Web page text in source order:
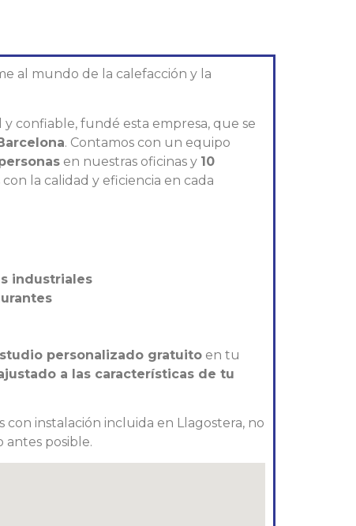
al mundo de la calefacción y la
confiable, fundé esta empresa, que se
. Contamos con un equipo
en nuestras oficinas y 10
la calidad y eficiencia en cada
industriales
personalizado gratuitoen tu
a las características de tu
con instalación incluida en Llagostera, no
posible.